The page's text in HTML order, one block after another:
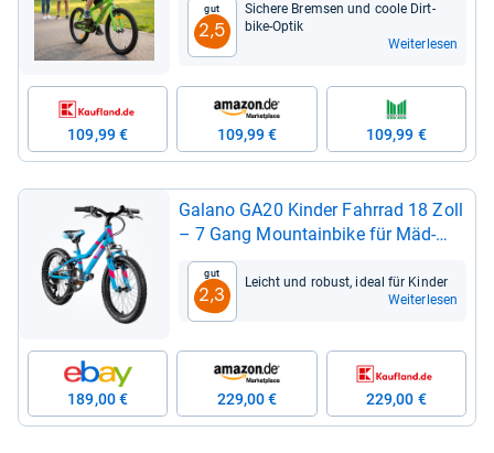
Gut
2,5
Sichere Brem­sen und coole Dirt­
bike-​Optik
Weiterlesen
109,99 € 109,99 € 109,99 €
Galano GA20 Kin­der Fahr­rad 18 Zoll
– 7 Gang Moun­tain­bike für Mäd­
chen & Jun­gen
Gut
2,3
Leicht und robust, ideal für Kin­der
Weiterlesen
189,00 € 229,00 € 229,00 €